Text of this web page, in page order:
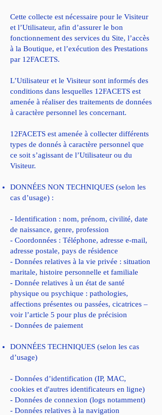
Cette collecte est nécessaire pour le Visiteur
et l’Utilisateur, afin d’assurer le bon
fonctionnement des services du Site, l’accès
à la Boutique, et l’exécution des Prestations
par 12FACETS.
L’Utilisateur et le Visiteur sont informés des
conditions dans lesquelles 12FACETS est
amenée à réaliser des traitements de données
à caractère personnel les concernant.
12FACETS est amenée à collecter différents
types de donnés à caractère personnel que
ce soit s’agissant de l’Utilisateur ou du
Visiteur.
DONNÉES NON TECHNIQUES (selon les
cas d’usage) :
- Identification : nom, prénom, civilité, date
de naissance, genre, profession
- Coordonnées : Téléphone, adresse e-mail,
adresse postale, pays de résidence
- Données relatives à la vie privée : situation
maritale, histoire personnelle et familiale
- Donnée relatives à un état de santé
physique ou psychique : pathologies,
affections présentes ou passées, cicatrices –
voir l’article 5 pour plus de précision
- Données de paiement
DONNÉES TECHNIQUES (selon les cas
d’usage)
- Données d’identification (IP, MAC,
cookies et d'autres identificateurs en ligne)
- Données de connexion (logs notamment)
- Données relatives à la navigation